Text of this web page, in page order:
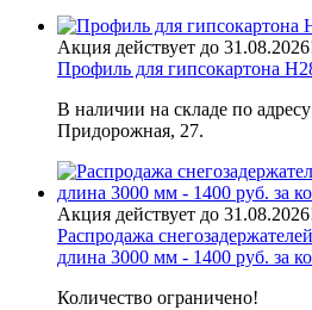
Акция действует до
Профиль для гипсокартона
В наличии на складе по
Придорожная, 27.
Акция действует до
Распродажа
длина 3000 мм - 1400 руб. за
Количество ограничено!